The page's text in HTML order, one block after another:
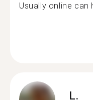
Usually online can
L.